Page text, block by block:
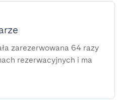
zarezerwowana 64 razy
rezerwacyjnych i ma